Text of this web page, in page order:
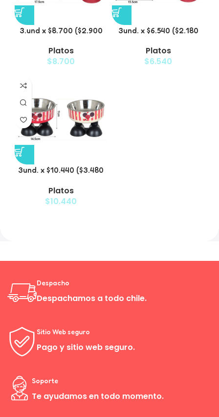
3.und x $8.700 ($2.900
para Mascotas
Platos
$8.700
3und. x $6.540 ($2.180
para Mascotas con
Diseño Decorativo
Platos
$6.540
3und. x $10.440 ($3.480
para Mascotas con Bowl
de Acero
Platos
$10.440
Despacho
Despachamos a todo chile.
Sitio Web seguro
Pago y sitio web seguro.
Soporte
Te ayudamos en todo momento.